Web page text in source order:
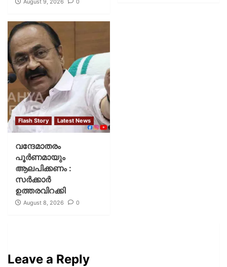
Flash Story Latest News
വന്ദേമാതരം
പൂര്‍ണമായും
ആലപിക്കണം :
സര്‍ക്കാര്‍
ഉത്തരവിറക്കി
August 8, 2026 0
Leave a Reply